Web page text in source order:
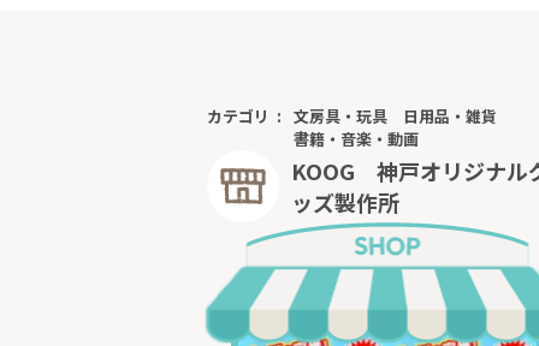
カテゴリ 文房具・玩具
日用品・雑貨
書籍・音楽・動画
KOOG 神戸オリジナル
ッズ製作所